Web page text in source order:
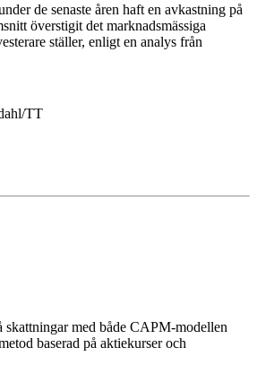
de senaste åren haft en avkastning på
överstigit det marknadsmässiga
ställer, enligt en analys från
TT
skattningar med både CAPM-modellen
baserad på aktiekurser och